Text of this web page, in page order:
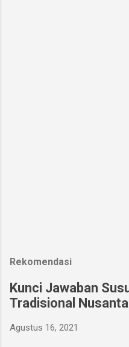
Rekomendasi
Kunci Jawaban
Tradisional
Agustus 16, 2021